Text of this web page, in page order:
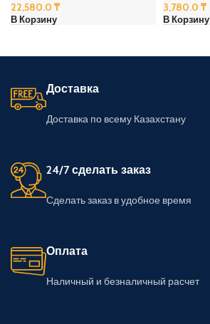
22,580.0 ₸
В Корзину
3,780.0 ₸
В Корзину
Доставка
Доставка по всему Казахстану
24/7 сделать заказ
Сделать заказ в удобное время
Оплата
Наличный и безналичный расчет